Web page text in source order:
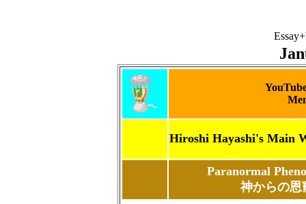
Hiroshi Hayashi's
Paranormal
神からの恩